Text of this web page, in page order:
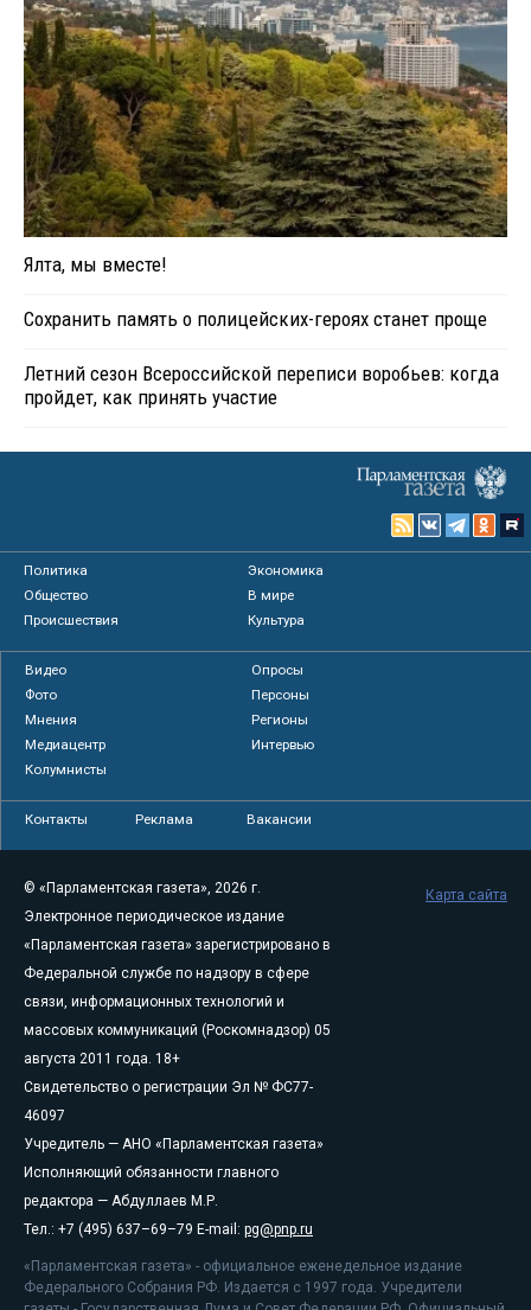
Ялта, мы вместе!
Сохранить память о полицейских-героях станет проще
Летний сезон Всероссийской переписи воробьев: когда
пройдет, как принять участие
Политика
Экономика
Общество
В мире
Происшествия
Культура
Видео
Опросы
Фото
Персоны
Мнения
Регионы
Медиацентр
Интервью
Колумнисты
Контакты Реклама Вакансии
© «Парламентская газета», 2026 г.
Электронное периодическое издание
«Парламентская газета» зарегистрировано в
Федеральной службе по надзору в сфере
связи, информационных технологий и
массовых коммуникаций (Роскомнадзор) 05
августа 2011 года. 18+
Свидетельство о регистрации Эл № ФС77-
46097
Учредитель — АНО «Парламентская газета»
Исполняющий обязанности главного
редактора — Абдуллаев М.Р.
Тел.: +7 (495) 637–69–79 E-mail: pg@pnp.ru
«Парламентская газета» - официальное еженедельное издание
Федерального Собрания РФ. Издается с 1997 года. Учредители
Карта сайта